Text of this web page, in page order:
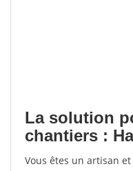
La solution
chantiers :
Vous êtes un artisan